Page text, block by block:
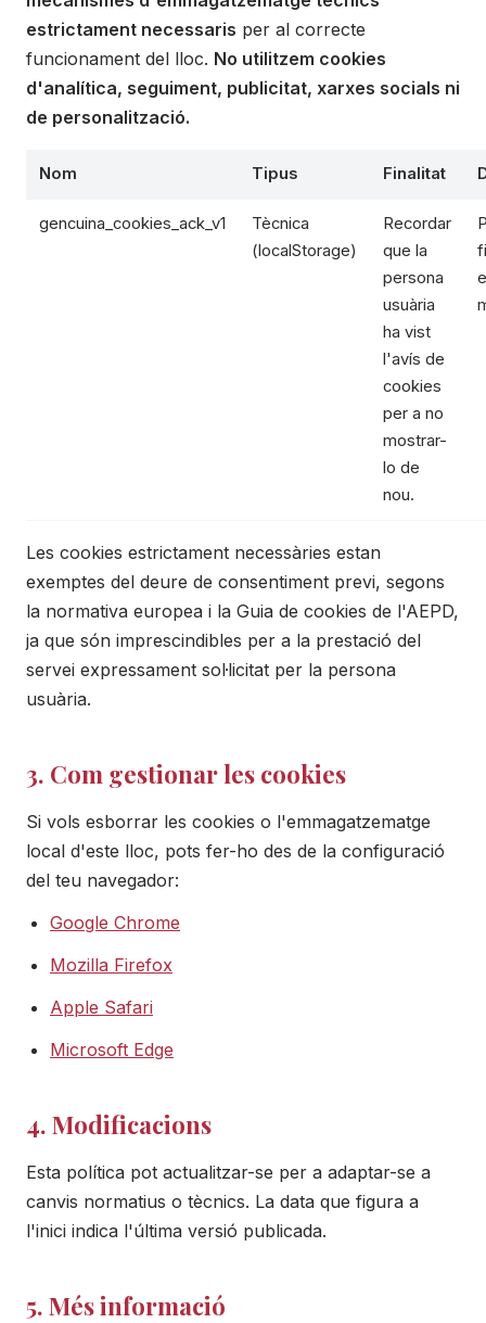
estrictament necessaris per al correcte
funcionament del lloc. No utilitzem cookies
d'analítica, seguiment, publicitat, xarxes socials ni
de personalització.
Nom Tipus Finalitat
gencuina_cookies_ack_v1
Tècnica
(localStorage)
Recordar
que la
persona
usuària
ha vist
l'avís de
cookies
per a no
mostrar-
lo de
nou.
Les cookies estrictament necessàries estan
exemptes del deure de consentiment previ, segons
la normativa europea i la Guia de cookies de l'AEPD,
ja que són imprescindibles per a la prestació del
servei expressament sol·licitat per la persona
usuària.
3. Com gestionar les cookies
Si vols esborrar les cookies o l'emmagatzematge
local d'este lloc, pots fer-ho des de la configuració
del teu navegador:
Google Chrome
Mozilla Firefox
Apple Safari
Microsoft Edge
4. Modificacions
Esta política pot actualitzar-se per a adaptar-se a
canvis normatius o tècnics. La data que figura a
l'inici indica l'última versió publicada.
5. Més informació